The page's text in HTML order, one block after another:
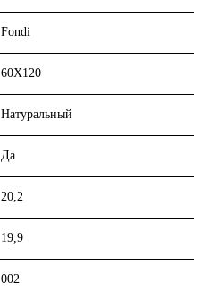
Fondi
60X120
Натуральный
Да
20,2
19,9
002